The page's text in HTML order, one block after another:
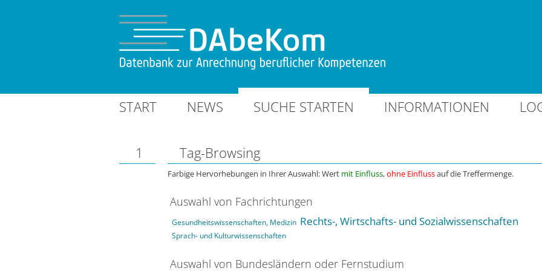
START NEWS SUCHE STARTEN INFORMATIONEN
1 Tag-Browsing
Farbige Hervorhebungen in Ihrer Auswahl: Wert mit Einfluss,ohne Einflussauf die Treffermenge.
Auswahl von Fachrichtungen
Gesundheitswissenschaften, Medizin Rechts-, Wirtschafts- und Sozialwissenschaften
Sprach- und Kulturwissenschaften
Auswahl von Bundesländern oder Fernstudium